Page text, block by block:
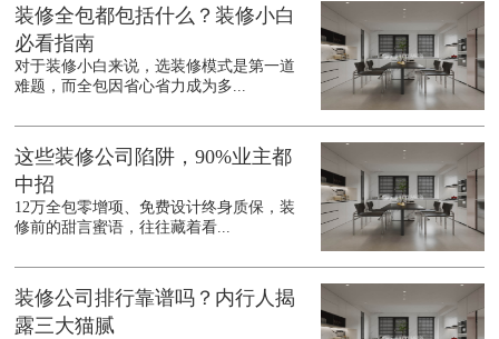
装修全包都包括什么？装修小白
必看指南
对于装修小白来说，选装修模式是第一道
难题，而全包因省心省力成为多...
这些装修公司陷阱，90%业主都
中招
12万全包零增项、免费设计终身质保，装
修前的甜言蜜语，往往藏着看...
装修公司排行靠谱吗？内行人揭
露三大猫腻